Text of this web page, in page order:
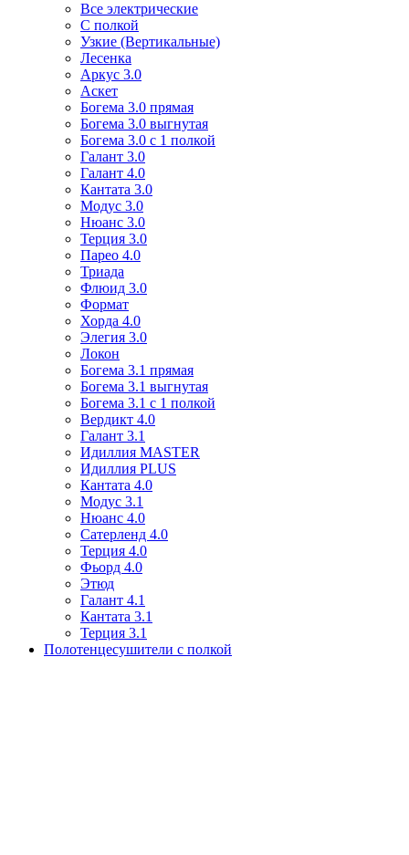
Все электрические
С полкой
Узкие (Вертикальные)
Лесенка
Аркус 3.0
Аскет
Богема 3.0 прямая
Богема 3.0 выгнутая
Богема 3.0 с 1 полкой
Галант 3.0
Галант 4.0
Кантата 3.0
Модус 3.0
Нюанс 3.0
Терция 3.0
Парео 4.0
Триада
Флюид 3.0
Формат
Хорда 4.0
Элегия 3.0
Локон
Богема 3.1 прямая
Богема 3.1 выгнутая
Богема 3.1 с 1 полкой
Вердикт 4.0
Галант 3.1
Идиллия MASTER
Идиллия PLUS
Кантата 4.0
Модус 3.1
Нюанс 4.0
Сатерленд 4.0
Терция 4.0
Фьорд 4.0
Этюд
Галант 4.1
Кантата 3.1
Терция 3.1
Полотенцесушители с полкой